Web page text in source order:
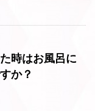
時はお風呂に
か？